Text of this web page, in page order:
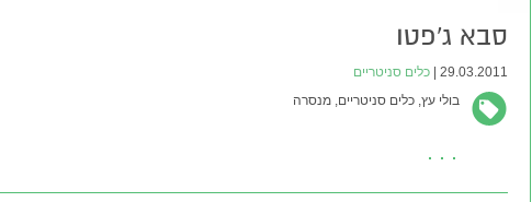
סבא ג'פטו
29.03.2011 |
כלים סניטריים
בולי עץ, כלים סניטריים, מנסרה